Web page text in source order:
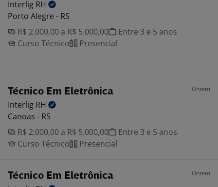
Interlig RH
Porto Alegre - RS
R$ 2.000,00 a R$ 5.000,00
Entre 3 e 5 anos
Curso Técnico
Presencial
Técnico Em Eletrônica Ontem
Interlig RH
Canoas - RS
R$ 2.000,00 a R$ 5.000,00
Entre 3 e 5 anos
Curso Técnico
Presencial
Técnico Em Eletrônica Ontem